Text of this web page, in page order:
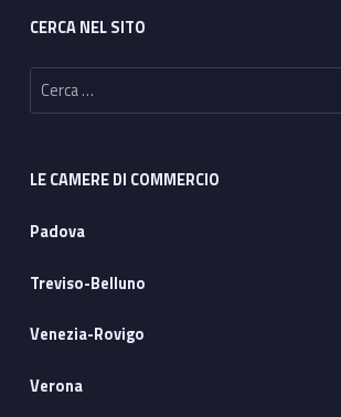
CERCA NEL SITO
Ricerca per:
LE CAMERE DI COMMERCIO
Padova
Treviso-Belluno
Venezia-Rovigo
Verona